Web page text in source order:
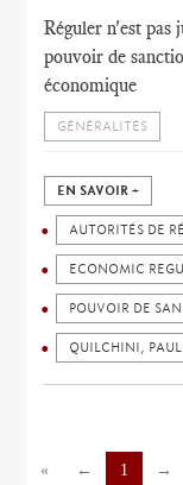
Réguler n'est pas
pouvoir de
économique
GÉNÉRALITÉS
EN SAVOIR +
AUTORITÉS DE
ECONOMIC
POUVOIR DE
QUILCHINI,
« ← 1 →